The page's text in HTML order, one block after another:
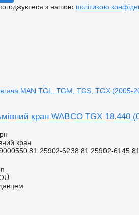
з нашою політикою
MAN TGL, TGM, TGS, TGX (2005-
кран WABCO TGX 18.440
кран
81.25902-6238 81.25902-6145